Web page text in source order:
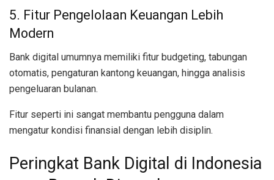
5. Fitur Pengelolaan Keuangan Lebih
Modern
Bank digital umumnya memiliki fitur budgeting, tabungan
otomatis, pengaturan kantong keuangan, hingga analisis
pengeluaran bulanan.
Fitur seperti ini sangat membantu pengguna dalam
mengatur kondisi finansial dengan lebih disiplin.
Peringkat Bank Digital di Indonesia